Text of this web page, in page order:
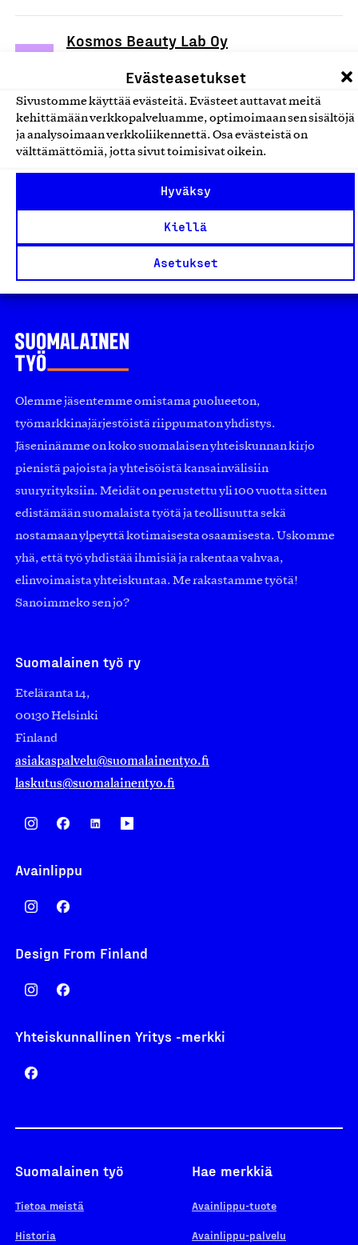
Evästeasetukset
Sivustomme käyttää evästeitä. Evästeet auttavat meitä
kehittämään verkkopalveluamme, optimoimaan sen sisältöjä
ja analysoimaan verkkoliikennettä. Osa evästeistä on
välttämättömiä, jotta sivut toimisivat oikein.
Hyväksy
Kiellä
Asetukset
Kosmos Beauty Lab Oy
Verkkokauppapalvelut
Kaarnavilla.fi ja
DropAndWave.com -
verkkokaupat
Double Effect Oy, Verkkokauppa
Verkkokauppapalvelut
Olemme jäsentemme omistama puolueeton,
työmarkkinajärjestöistä riippumaton yhdistys.
Jäseninämme on koko suomalaisen yhteiskunnan kirjo
pienistä pajoista ja yhteisöistä kansainvälisiin
suuryrityksiin. Meidät on perustettu yli 100 vuotta sitten
edistämään suomalaista työtä ja teollisuutta sekä
nostamaan ylpeyttä kotimaisesta osaamisesta. Uskomme
yhä, että työ yhdistää ihmisiä ja rakentaa vahvaa,
elinvoimaista yhteiskuntaa. Me rakastamme työtä!
Sanoimmeko sen jo?
Suomalainen työ ry
Eteläranta 14,
00130 Helsinki
Finland
asiakaspalvelu@suomalainentyo.fi
laskutus@suomalainentyo.fi
Avainlippu
Design From Finland
Yhteiskunnallinen Yritys -merkki
Suomalainen työ
Tietoa meistä
Historia
Hae merkkiä
Avainlippu-tuote
Avainlippu-palvelu